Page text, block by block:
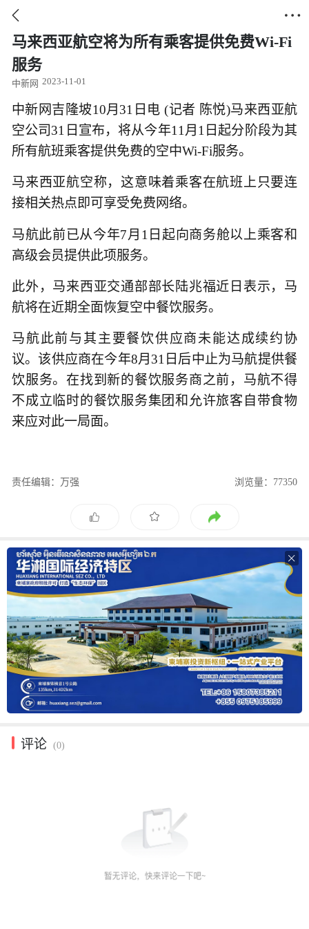
 
马来西亚航空将为所有乘客提供免费Wi-Fi
服务
中新网 2023-11-01
中新网吉隆坡10月31日电 (记者 陈悦)马来西亚航
空公司31日宣布，将从今年11月1日起分阶段为其
所有航班乘客提供免费的空中Wi-Fi服务。
马来西亚航空称，这意味着乘客在航班上只要连
接相关热点即可享受免费网络。
马航此前已从今年7月1日起向商务舱以上乘客和
高级会员提供此项服务。
此外，马来西亚交通部部长陆兆福近日表示，马
航将在近期全面恢复空中餐饮服务。
马航此前与其主要餐饮供应商未能达成续约协
议。该供应商在今年8月31日后中止为马航提供餐
饮服务。在找到新的餐饮服务商之前，马航不得
不成立临时的餐饮服务集团和允许旅客自带食物
来应对此一局面。
责任编辑：万强 浏览量：77350

评论 (0)